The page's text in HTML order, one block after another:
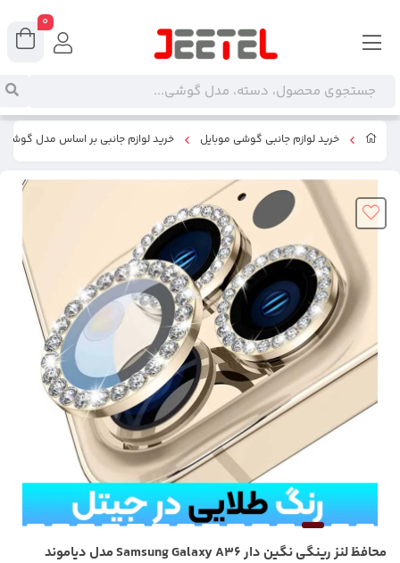
خرید لوازم جانبی گوشی موبایل خرید لوازم جانبی بر اساس مدل گوشی
محافظ لنز رینگی نگین دار Samsung Galaxy A36 مدل دیاموند
0